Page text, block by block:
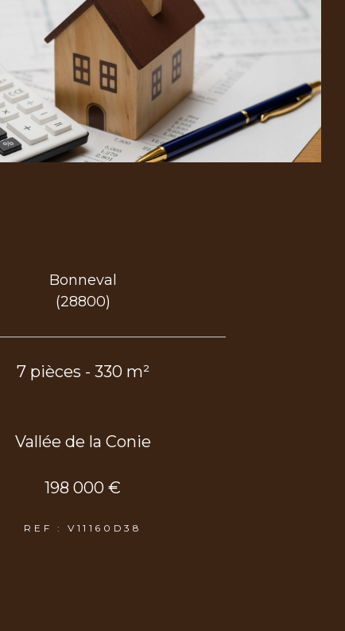
Bonneval
(28800)
7 pièces - 330 m²
Vallée de la Conie
198 000 €
REF : V11160D38